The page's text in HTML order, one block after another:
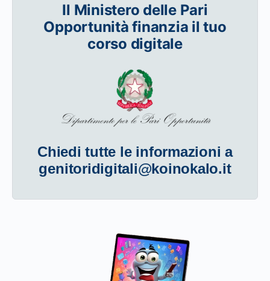
Il Ministero delle Pari
Opportunità finanzia il tuo
corso digitale
Chiedi tutte le informazioni a
genitoridigitali@koinokalo.it